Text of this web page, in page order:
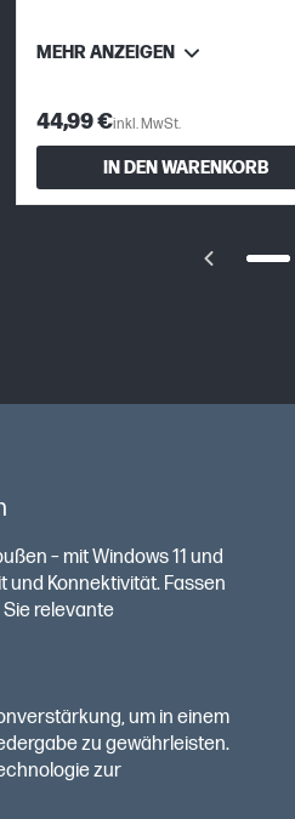
MEHR ANZEIGEN
44,99 €inkl. MwSt.
IN DEN WARENKORB
– mit Windows 11 und
Konnektivität. Fassen
relevante
um in einem
zu gewährleisten.
zur